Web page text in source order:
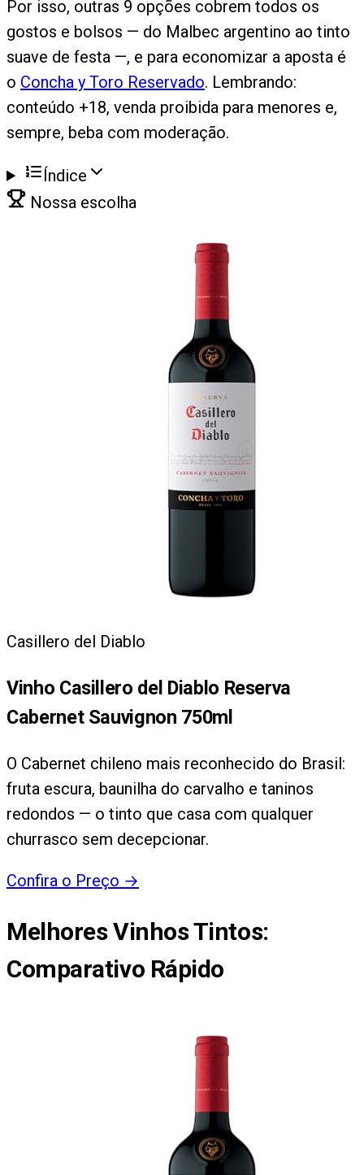
Por isso, outras 9 opções cobrem todos os
gostos e bolsos — do Malbec argentino ao tinto
suave de festa —, e para economizar a aposta é
o Concha y Toro Reservado. Lembrando:
conteúdo +18, venda proibida para menores e,
sempre, beba com moderação.
Índice
Nossa escolha
Casillero del Diablo
Vinho Casillero del Diablo Reserva
Cabernet Sauvignon 750ml
O Cabernet chileno mais reconhecido do Brasil:
fruta escura, baunilha do carvalho e taninos
redondos — o tinto que casa com qualquer
churrasco sem decepcionar.
Confira o Preço →
Melhores Vinhos Tintos:
Comparativo Rápido